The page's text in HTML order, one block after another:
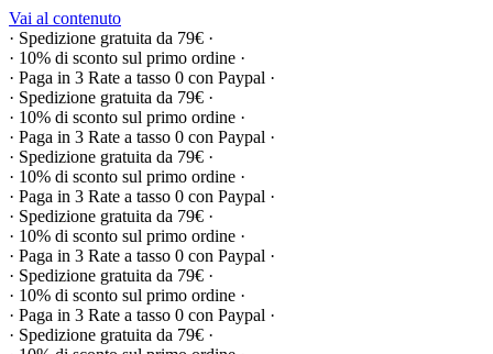
Vai al contenuto
· Spedizione gratuita da 79€ ·
· 10% di sconto sul primo ordine ·
· Paga in 3 Rate a tasso 0 con Paypal ·
· Spedizione gratuita da 79€ ·
· 10% di sconto sul primo ordine ·
· Paga in 3 Rate a tasso 0 con Paypal ·
· Spedizione gratuita da 79€ ·
· 10% di sconto sul primo ordine ·
· Paga in 3 Rate a tasso 0 con Paypal ·
· Spedizione gratuita da 79€ ·
· 10% di sconto sul primo ordine ·
· Paga in 3 Rate a tasso 0 con Paypal ·
· Spedizione gratuita da 79€ ·
· 10% di sconto sul primo ordine ·
· Paga in 3 Rate a tasso 0 con Paypal ·
· Spedizione gratuita da 79€ ·